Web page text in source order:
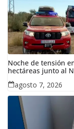
Noche de tensión
hectáreas junto al
agosto 7, 2026